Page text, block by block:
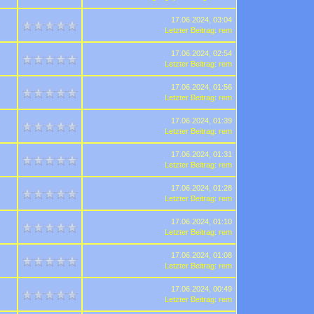
17.06.2024, 03:04
Letzter Beitrag:rem
17.06.2024, 02:54
Letzter Beitrag:rem
17.06.2024, 01:56
Letzter Beitrag:rem
17.06.2024, 01:39
Letzter Beitrag:rem
17.06.2024, 01:31
Letzter Beitrag:rem
17.06.2024, 01:28
Letzter Beitrag:rem
17.06.2024, 01:10
Letzter Beitrag:rem
17.06.2024, 01:08
Letzter Beitrag:rem
17.06.2024, 00:49
Letzter Beitrag:rem